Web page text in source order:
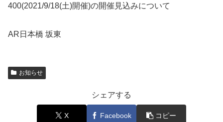
400(2021/9/18(土)開催)の開催見込みについて
AR日本橋 坂東
お知らせ
シェアする
X Facebook コピー